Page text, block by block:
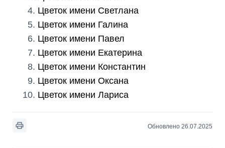
Цветок имени Светлана
Цветок имени Галина
Цветок имени Павел
Цветок имени Екатерина
Цветок имени Константин
Цветок имени Оксана
Цветок имени Лариса
Обновлено 26.07.2025